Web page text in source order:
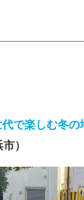
で楽しむ冬の
）